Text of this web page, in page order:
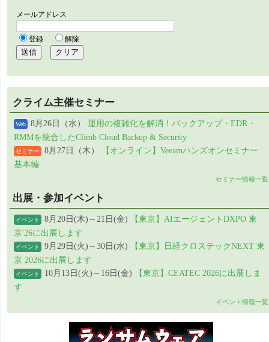
クライム主催セミナー
Web 8月26日（水） 運用の複雑化を解消！バックアップ・EDR・
RMMを統合したClimb Cloud Backup & Security
セミナー 8月27日（木）
【オンライン】Veeamハンズオンセミナー
基本編
セミナー情報一覧
出展・参加イベント
イベント 8月20日(木)～21日(金)
【東京】AIエージェントDXPO 東
京'26に出展します
イベント 9月29日(火)～30日(水)
【東京】日経クロステックNEXT 東
京 2026に出展します
イベント 10月13日(火)～16日(金)
【東京】CEATEC 2026に出展しま
す
イベント情報一覧